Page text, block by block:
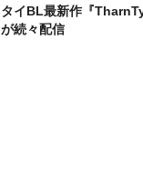
タイBL最新作『
が続々配信